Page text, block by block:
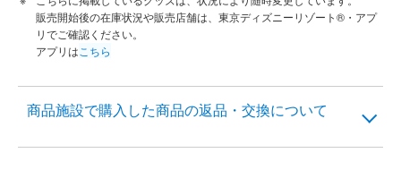
販売開始後の在庫状況や販売店舗は、東京ディズニーリゾート®・アプ
リでご確認ください。
アプリは こちら
商品施設で購入した商品の返品・交換について